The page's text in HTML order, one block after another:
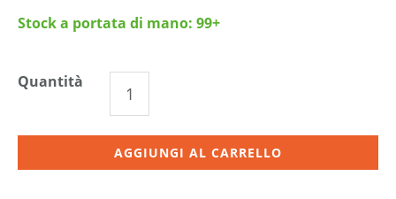
Stock a portata di mano: 99+
Quantità
AGGIUNGI AL CARRELLO